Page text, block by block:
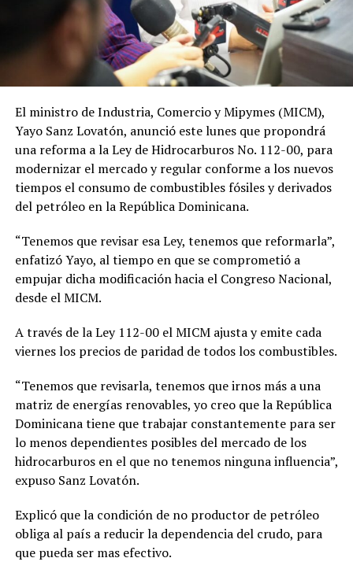
El ministro de Industria, Comercio y Mipymes (MICM),
Yayo Sanz Lovatón, anunció este lunes que propondrá
una reforma a la Ley de Hidrocarburos No. 112-00, para
modernizar el mercado y regular conforme a los nuevos
tiempos el consumo de combustibles fósiles y derivados
del petróleo en la República Dominicana.
“Tenemos que revisar esa Ley, tenemos que reformarla”,
enfatizó Yayo, al tiempo en que se comprometió a
empujar dicha modificación hacia el Congreso Nacional,
desde el MICM.
A través de la Ley 112-00 el MICM ajusta y emite cada
viernes los precios de paridad de todos los combustibles.
“Tenemos que revisarla, tenemos que irnos más a una
matriz de energías renovables, yo creo que la República
Dominicana tiene que trabajar constantemente para ser
lo menos dependientes posibles del mercado de los
hidrocarburos en el que no tenemos ninguna influencia”,
expuso Sanz Lovatón.
Explicó que la condición de no productor de petróleo
obliga al país a reducir la dependencia del crudo, para
que pueda ser mas efectivo.